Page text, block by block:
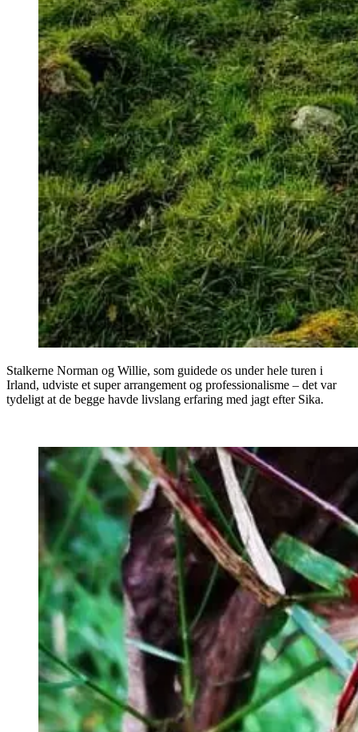
Stalkerne Norman og Willie, som guidede os under hele turen i
Irland, udviste et super arrangement og professionalisme – det var
tydeligt at de begge havde livslang erfaring med jagt efter Sika.